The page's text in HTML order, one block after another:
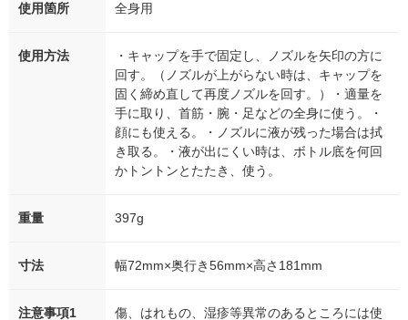
使用箇所 全身用
使用方法
・キャップを手で固定し、ノズルを矢印の方に
回す。（ノズルが上がらない時は、キャップを
固く締め直して再度ノズルを回す。）・適量を
手に取り、首筋・腕・足などの全身に使う。・
顔にも使える。・ノズルに液が残った場合は拭
き取る。・液が出にくい時は、ボトル底を何回
かトントンとたたき、使う。
重量 397g
寸法 幅72mm×奥行き56mm×高さ181mm
注意事項1 傷、はれもの、湿疹等異常のあるところには使